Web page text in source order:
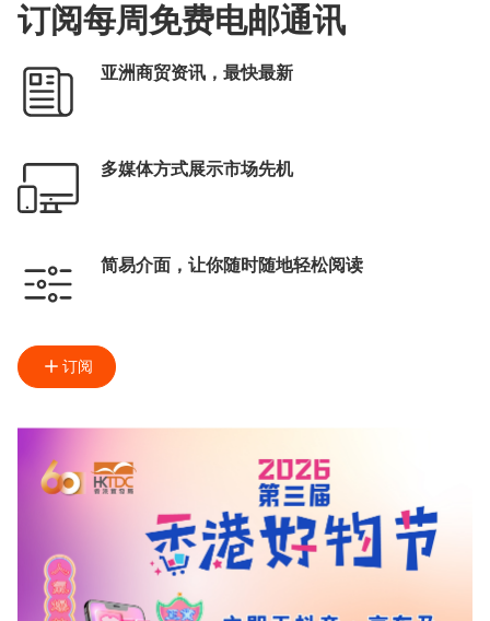
订阅每周免费电邮通讯
亚洲商贸资讯，最快最新
多媒体方式展示市场先机
简易介面，让你随时随地轻松阅读
订阅